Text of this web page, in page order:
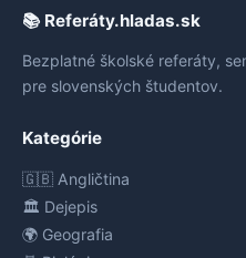
📚 Referáty.hladas.sk
Bezplatné školské referáty,
pre slovenských študentov.
Kategórie
🇬🇧 Angličtina
🏛️ Dejepis
🌍 Geografia